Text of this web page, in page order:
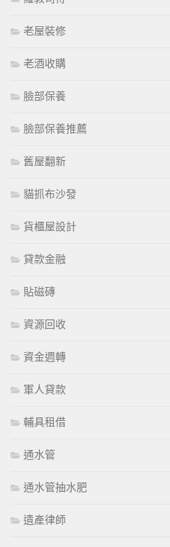
老屋裝修
老酒收購
臉部保養
臉部保養推薦
舊屋翻新
貓抓布沙發
貨櫃屋設計
貸款金融
貼磁磚
資源回收
資金週轉
軍人貸款
輔具租借
通水管
通水管抽水肥
遺產律師